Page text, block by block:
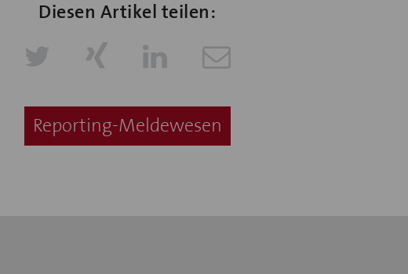
Diesen Artikel teilen:
Reporting-Meldewesen